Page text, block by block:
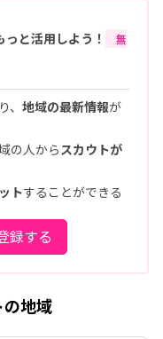
と活用しよう！
無
地域の最新情報が
の人からスカウトが
トすることができる
録する
の地域